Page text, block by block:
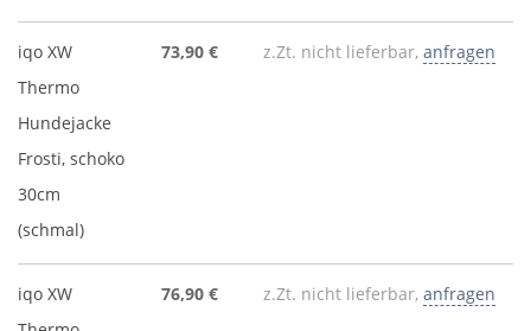
iqo XW
Thermo
Hundejacke
Frosti, schoko
30cm
(schmal)
73,90 € z.Zt. nicht lieferbar, anfragen
iqo XW
76,90 € z.Zt. nicht lieferbar, anfragen